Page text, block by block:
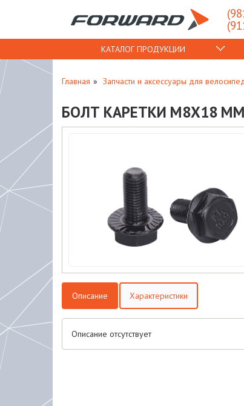
КАТАЛОГ ПРОДУКЦИИ
Главная Запчасти и аксессуары для
БОЛТ КАРЕТКИ M8X18
Описание Характеристики
Описание отсутствует